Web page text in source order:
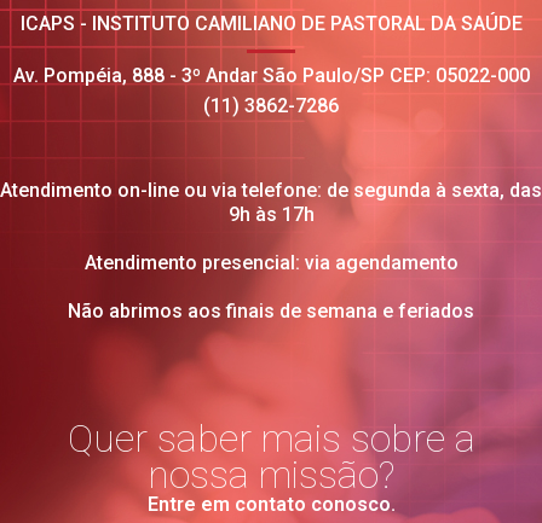
ICAPS - INSTITUTO CAMILIANO DE PASTORAL DA SAÚDE
Av. Pompéia, 888 - 3º Andar São Paulo/SP CEP: 05022-000
(11) 3862-7286
Atendimento on-line ou via telefone: de segunda à sexta, das
9h às 17h
Atendimento presencial: via agendamento
Não abrimos aos finais de semana e feriados
Quer saber mais sobre a
nossa missão?
Entre em contato conosco.